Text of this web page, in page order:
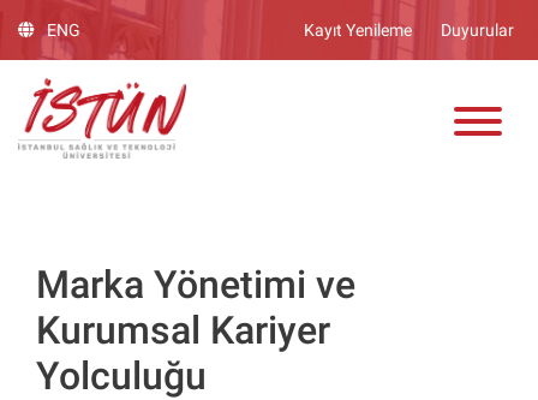
dikkat:
web
sitesinde,
erişilebilirliği
BiClick"
sistemi
bulunur.
ENG Kayıt Yenileme Duyurular
Marka Yönetimi ve
Kurumsal Kariyer
Yolculuğu